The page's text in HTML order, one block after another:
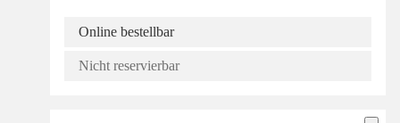
Online bestellbar
Nicht reservierbar